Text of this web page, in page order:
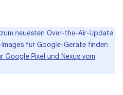
neuesten Over-the-Air-Update
für Google-Geräte finden
Google Pixel und Nexus vom